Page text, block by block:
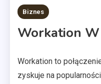
Biznes
Workation W
Workation to
zyskuje na